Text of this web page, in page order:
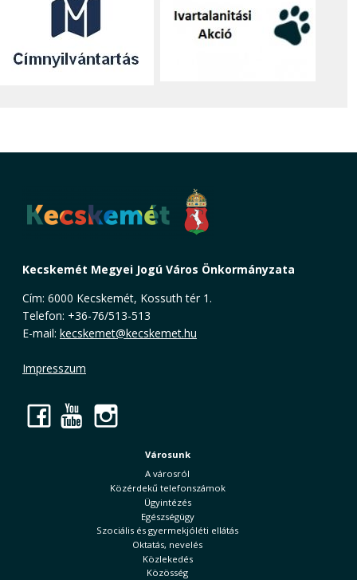
Kecskemét Megyei Jogú Város Önkormányzata
Cím: 6000 Kecskemét, Kossuth tér 1.
Telefon: +36-76/513-513
E-mail: kecskemet@kecskemet.hu
Impresszum
Facebook
YouTube
Városunk
A városról
Közérdekű telefonszámok
Ügyintézés
Egészségügy
Szociális és gyermekjóléti ellátás
Oktatás, nevelés
Közlekedés
Közösség